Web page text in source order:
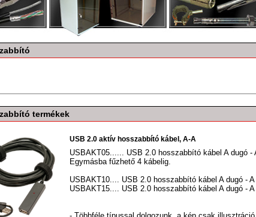
termékek
USB 2.0 aktív hosszabbító kábel, A-A
USBAKT05...... USB 2.0 hosszabbító kábel A dugó -
Egymásba fűzhető 4 kábelig.
USBAKT10.... USB 2.0 hosszabbító kábel A dugó -
USBAKT15.... USB 2.0 hosszabbító kábel A dugó -